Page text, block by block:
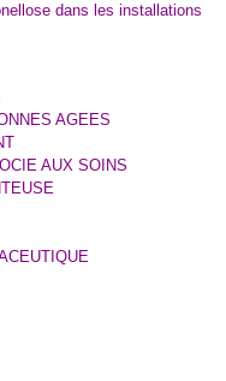
dans les installations
AGEES
AUX SOINS